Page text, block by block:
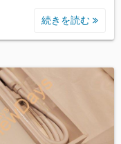
続きを読む